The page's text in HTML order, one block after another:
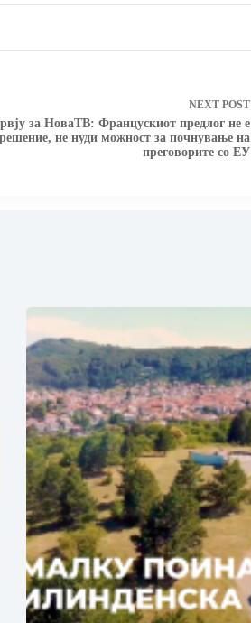
NEXT POST
за НоваТВ: Францускиот предлог не е
не нуди можност за почнување на
преговорите со ЕУ